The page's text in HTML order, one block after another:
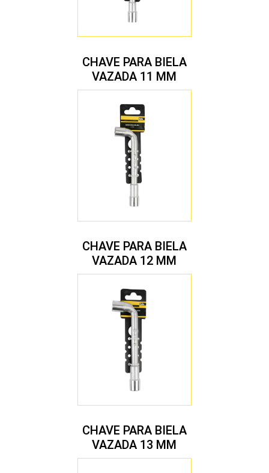
CHAVE PARA BIELA
VAZADA 11 MM
CHAVE PARA BIELA
VAZADA 12 MM
CHAVE PARA BIELA
VAZADA 13 MM